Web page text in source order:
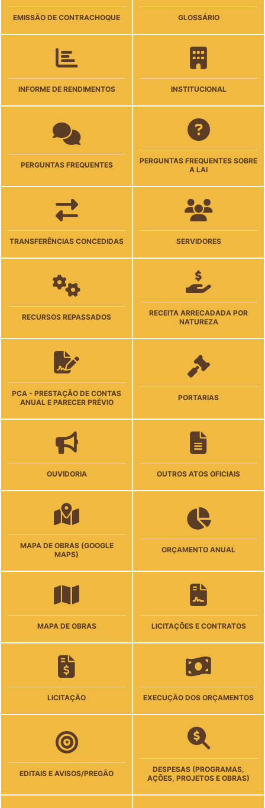
EMISSÃO DE CONTRACHOQUE GLOSSÁRIO
INFORME DE RENDIMENTOS INSTITUCIONAL
PERGUNTAS FREQUENTES
PERGUNTAS FREQUENTES SOBRE
A LAI
TRANSFERÊNCIAS CONCEDIDAS SERVIDORES
RECURSOS REPASSADOS
RECEITA ARRECADADA POR
NATUREZA
PCA - PRESTAÇÃO DE CONTAS
ANUAL E PARECER PRÉVIO
PORTARIAS
OUVIDORIA OUTROS ATOS OFICIAIS
MAPA DE OBRAS (GOOGLE
MAPS)
ORÇAMENTO ANUAL
MAPA DE OBRAS LICITAÇÕES E CONTRATOS
LICITAÇÃO EXECUÇÃO DOS ORÇAMENTOS
EDITAIS E AVISOS/PREGÃO
DESPESAS (PROGRAMAS,
AÇÕES, PROJETOS E OBRAS)